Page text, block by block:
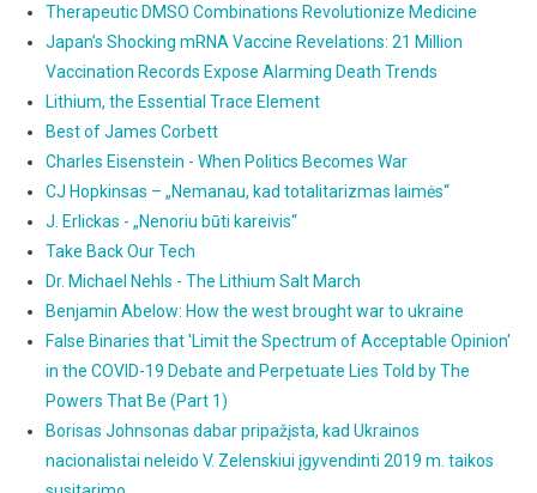
Therapeutic DMSO Combinations Revolutionize Medicine
Japan’s Shocking mRNA Vaccine Revelations: 21 Million
Vaccination Records Expose Alarming Death Trends
Lithium, the Essential Trace Element
Best of James Corbett
Charles Eisenstein - When Politics Becomes War
CJ Hopkinsas – „Nemanau, kad totalitarizmas laimės“
J. Erlickas - „Nenoriu būti kareivis“
Take Back Our Tech
Dr. Michael Nehls - The Lithium Salt March
Benjamin Abelow: How the west brought war to ukraine
False Binaries that 'Limit the Spectrum of Acceptable Opinion'
in the COVID-19 Debate and Perpetuate Lies Told by The
Powers That Be (Part 1)
Borisas Johnsonas dabar pripažįsta, kad Ukrainos
nacionalistai neleido V. Zelenskiui įgyvendinti 2019 m. taikos